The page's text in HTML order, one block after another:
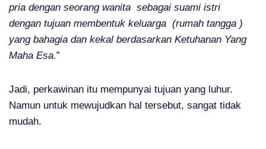
pria dengan seorang wanita sebagai suami istri
dengan tujuan membentuk keluarga (rumah tangga )
yang bahagia dan kekal berdasarkan Ketuhanan Yang
Maha Esa.”
Jadi, perkawinan itu mempunyai tujuan yang luhur.
Namun untuk mewujudkan hal tersebut, sangat tidak
mudah.